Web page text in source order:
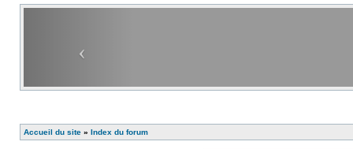
Accueil du site » Index du forum